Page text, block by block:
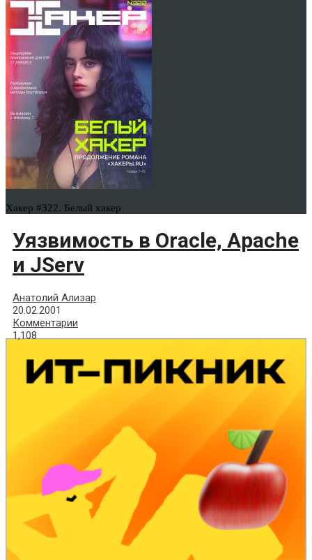
Хакер #322. Белый хакер
Уязвимость в Oracle, Apache
и JServ
Анатолий Ализар
20.02.2001
Комментарии
1,108